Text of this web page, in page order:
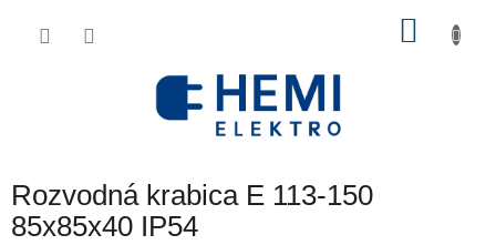
Rozvodná krabica E 113-150
85x85x40 IP54